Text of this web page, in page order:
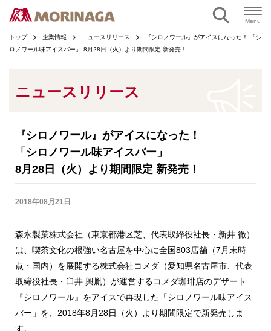
Menu
トップ 企業情報 ニュースリリース
『シロノワール』がアイスになった！ 「シ
ロノワール味アイスバー」 8月28日（火）より期間限定 新発売！
ニュースリリース
『シロノワール』がアイスになった！
「シロノワール味アイスバー」
8月28日（火）より期間限定 新発売！
2018年08月21日
森永製菓株式会社（東京都港区芝、代表取締役社長・新井 徹）
は、喫茶文化の根強い名古屋を中心に全国803店舗（7月末時
点・国内）を展開する株式会社コメダ（愛知県名古屋市、代表
取締役社長・臼井 興胤）が運営するコメダ珈琲店のデザート
『シロノワール』をアイスで再現した「シロノワール味アイス
バー」を、2018年8月28日（火）より期間限定で新発売しま
す。